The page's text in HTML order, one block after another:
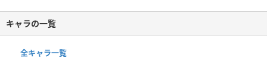
キャラの一覧
全キャラ一覧